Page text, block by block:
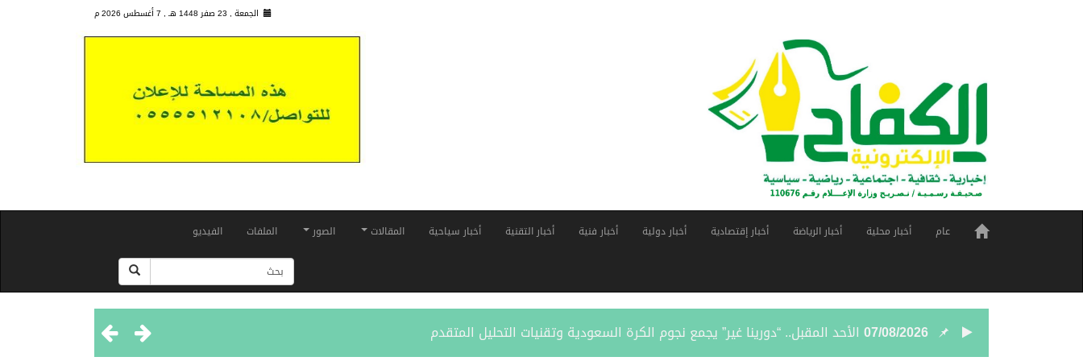
الجمعة , 23 صفر 1448 هـ , 7 أغسطس 2026 م
عام أخبار محلية أخبار الرياضة أخبار إقتصادية أخبار دولية أخبار فنية أخبار التقنية أخبار سياحية المقالات الصور الملفات الفيديو
07/08/2026 الأحد المقبل.. “دورينا غير” يجمع نجوم الكرة السعودية وتقنيات التحليل المتقدم